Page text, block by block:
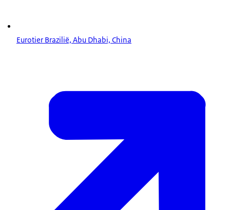
Eurotier Brazilië, Abu Dhabi, China